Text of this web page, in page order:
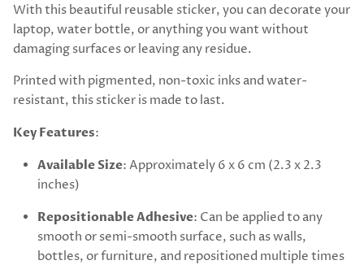
With this beautiful reusable sticker, you can decorate your
laptop, water bottle, or anything you want without
damaging surfaces or leaving any residue.
Printed with pigmented, non-toxic inks and water-
resistant, this sticker is made to last.
Key Features:
Available Size:Approximately 6 x 6 cm (2.3 x 2.3
inches)
Repositionable Adhesive: Can be applied to any
smooth or semi-smooth surface, such as walls,
bottles, or furniture, and repositioned multiple times